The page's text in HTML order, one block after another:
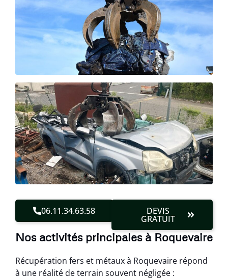
06.11.34.63.58 DEVIS
GRATUIT
Nos activités principales à Roquevaire
Récupération fers et métaux à Roquevaire répond
à une réalité de terrain souvent négligée :